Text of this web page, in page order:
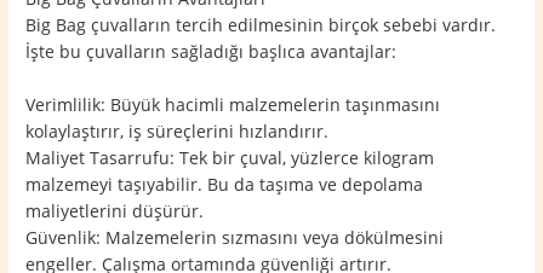
Big Bag çuvalların tercih edilmesinin birçok sebebi vardır.
İşte bu çuvalların sağladığı başlıca avantajlar:
Verimlilik: Büyük hacimli malzemelerin taşınmasını
kolaylaştırır, iş süreçlerini hızlandırır.
Maliyet Tasarrufu: Tek bir çuval, yüzlerce kilogram
malzemeyi taşıyabilir. Bu da taşıma ve depolama
maliyetlerini düşürür.
Güvenlik: Malzemelerin sızmasını veya dökülmesini
engeller. Çalışma ortamında güvenliği artırır.